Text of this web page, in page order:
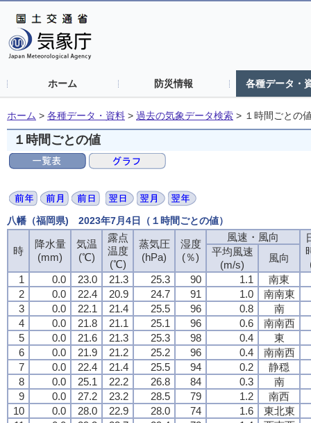
ホーム 防災情報 各種データ・
ホーム > 各種データ・資料 > 過去の気象データ検索 > １時間ごとの
１時間ごとの値
八幡（福岡県) 2023年7月4日（１時間ごとの値）
時
降水量
(mm)
気温
(℃)
露点
温度
(℃)
蒸気圧
(hPa)
湿度
(％)
風速・風向
平均風速
(m/s)
風向
1
0.0 23.0 21.3 25.3 90 1.1
南東
2
0.0 22.4 20.9 24.7 91 1.0
南南東
3
0.0 22.1 21.4 25.5 96 0.8
南
4
0.0 21.8 21.1 25.1 96 0.6
南南西
5
0.0 21.6 21.3 25.3 98 0.4
東
6
0.0 21.9 21.2 25.2 96 0.4
南南西
7
0.0 22.4 21.4 25.5 94 0.2
静穏
8
0.0 25.1 22.2 26.8 84 0.3
南
9
0.0 27.2 23.2 28.5 79 1.2
南西
10
0.0 28.0 22.9 28.0 74 1.6
東北東
時
降水量
(mm)
気温
(℃)
露点
温度
(℃)
蒸気圧
(hPa)
湿度
(％)
風速・風向
平均風速
(m/s)
風向
1
0.0 23.0 21.3 25.3 90 1.1
南東
2
0.0 22.4 20.9 24.7 91 1.0
南南東
3
0.0 22.1 21.4 25.5 96 0.8
南
4
0.0 21.8 21.1 25.1 96 0.6
南南西
5
0.0 21.6 21.3 25.3 98 0.4
東
6
0.0 21.9 21.2 25.2 96 0.4
南南西
7
0.0 22.4 21.4 25.5 94 0.2
静穏
8
0.0 25.1 22.2 26.8 84 0.3
南
9
0.0 27.2 23.2 28.5 79 1.2
南西
10
0.0 28.0 22.9 28.0 74 1.6
東北東
時
降水量
(mm)
気温
(℃)
露点
温度
(℃)
蒸気圧
(hPa)
湿度
(％)
風速・風向
平均風速
(m/s)
風向
1
0.0 23.0 21.3 25.3 90 1.1
南東
2
0.0 22.4 20.9 24.7 91 1.0
南南東
3
0.0 22.1 21.4 25.5 96 0.8
南
4
0.0 21.8 21.1 25.1 96 0.6
南南西
5
0.0 21.6 21.3 25.3 98 0.4
東
6
0.0 21.9 21.2 25.2 96 0.4
南南西
7
0.0 22.4 21.4 25.5 94 0.2
静穏
8
0.0 25.1 22.2 26.8 84 0.3
南
9
0.0 27.2 23.2 28.5 79 1.2
南西
10
0.0 28.0 22.9 28.0 74 1.6
東北東
時
降水量
(mm)
気温
(℃)
露点
温度
(℃)
蒸気圧
(hPa)
湿度
(％)
風速・風向
平均風速
(m/s)
風向
1
0.0 23.0 21.3 25.3 90 1.1
南東
2
0.0 22.4 20.9 24.7 91 1.0
南南東
3
0.0 22.1 21.4 25.5 96 0.8
南
4
0.0 21.8 21.1 25.1 96 0.6
南南西
5
0.0 21.6 21.3 25.3 98 0.4
東
6
0.0 21.9 21.2 25.2 96 0.4
南南西
7
0.0 22.4 21.4 25.5 94 0.2
静穏
8
0.0 25.1 22.2 26.8 84 0.3
南
9
0.0 27.2 23.2 28.5 79 1.2
南西
10
0.0 28.0 22.9 28.0 74 1.6
東北東